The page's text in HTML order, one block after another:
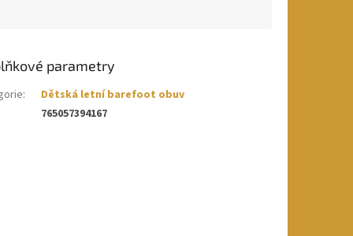
parametry
:
Dětská letní barefoot obuv
765057394167